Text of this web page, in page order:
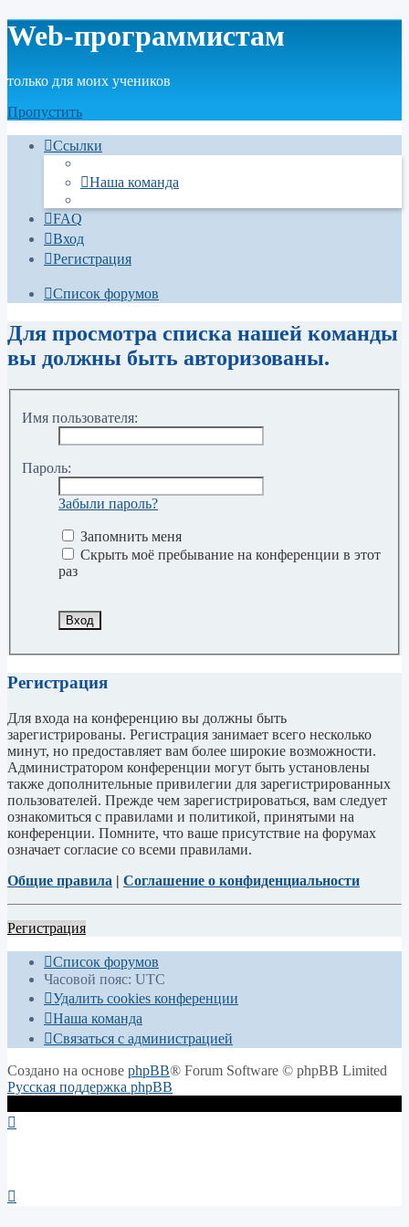
Web-программистам
только для моих учеников
Пропустить
Ссылки
Наша команда
FAQ
Вход
Регистрация
Список форумов
Для просмотра списка нашей команды
вы должны быть авторизованы.
Имя пользователя:
Пароль:
Забыли пароль?
Запомнить меня
Скрыть моё пребывание на конференции в этот
раз
Регистрация
Для входа на конференцию вы должны быть
зарегистрированы. Регистрация занимает всего несколько
минут, но предоставляет вам более широкие возможности.
Администратором конференции могут быть установлены
также дополнительные привилегии для зарегистрированных
пользователей. Прежде чем зарегистрироваться, вам следует
ознакомиться с правилами и политикой, принятыми на
конференции. Помните, что ваше присутствие на форумах
означает согласие со всеми правилами.
Общие правила | Соглашение о конфиденциальности
Регистрация
Список форумов
Часовой пояс: UTC
Удалить cookies конференции
Наша команда
Связаться с администрацией
Создано на основе phpBB® Forum Software © phpBB Limited
Русская поддержка phpBB